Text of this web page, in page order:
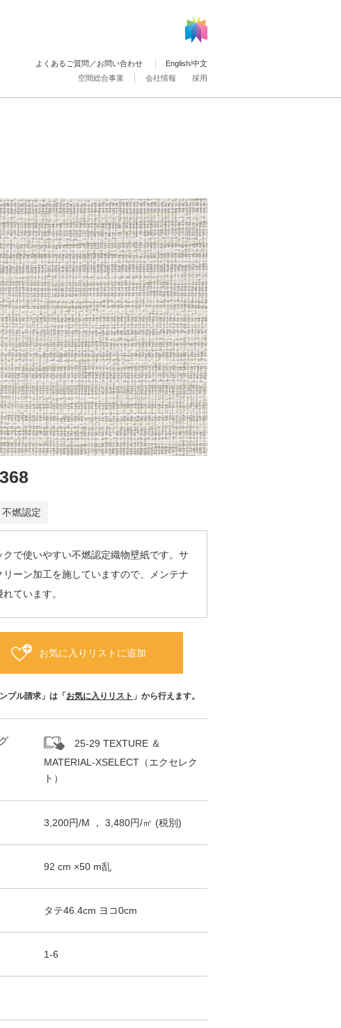
空間総合事業 会社情報 採用
よくあるご質問／お問い合わせ English/中文
認定
燃認定
クで使いやすい不燃認定織物壁紙です。サ
リーン加工を施していますので、メンテナ
ています。
お気に入りリストに追加
プル請求」は「 お気に入りリスト 」から行えます。
25-29 TEXTURE ＆
MATERIAL-XSELECT（エクセレク
ト）
3,200円/M ， 3,480円/㎡ (税別)
92 cm ×50 m乱
タテ46.4cm ヨコ0cm
1-6